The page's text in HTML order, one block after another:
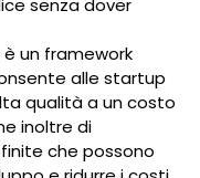
senza dover
un framework
alle startup
qualità a un costo
inoltre di
che possono